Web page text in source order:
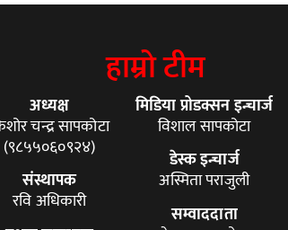
हाम्रो टीम
अध्यक्ष
चन्द्र सापकोटा
(९८५५०६०९२४)
संस्थापक
रवि अधिकारी
मिडिया प्रोडक्सन इन्चार्ज
विशाल सापकोटा
डेस्क इन्चार्ज
अस्मिता पराजुली
सम्वाददाता